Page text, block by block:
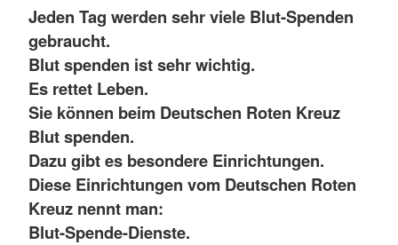
Jeden Tag werden sehr viele Blut-Spenden
gebraucht.
Blut spenden ist sehr wichtig.
Es rettet Leben.
Sie können beim Deutschen Roten Kreuz
Blut spenden.
Dazu gibt es besondere Einrichtungen.
Diese Einrichtungen vom Deutschen Roten
Kreuz nennt man:
Blut-Spende-Dienste.